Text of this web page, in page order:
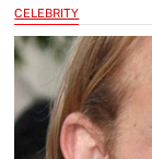
CELEBRITY